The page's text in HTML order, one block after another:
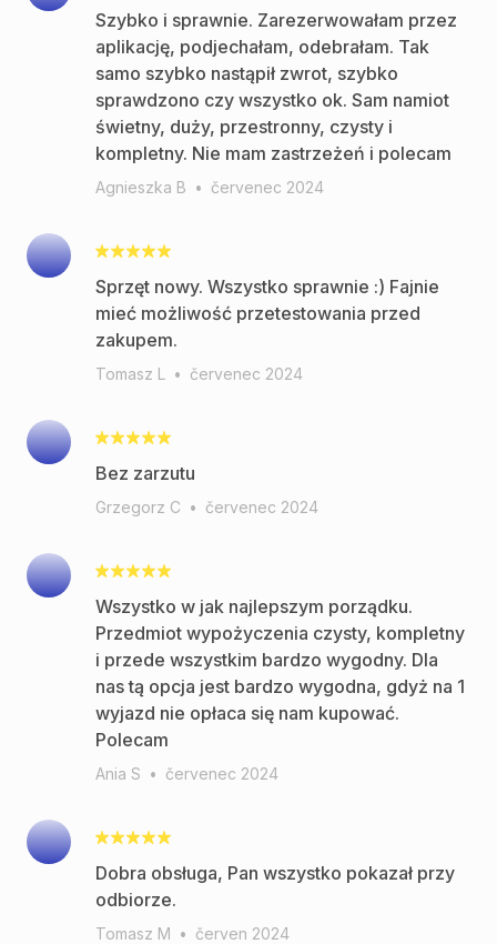
Szybko i sprawnie. Zarezerwowałam przez
aplikację, podjechałam, odebrałam. Tak
samo szybko nastąpił zwrot, szybko
sprawdzono czy wszystko ok. Sam namiot
świetny, duży, przestronny, czysty i
kompletny. Nie mam zastrzeżeń i polecam
Agnieszka B • červenec 2024
Sprzęt nowy. Wszystko sprawnie :) Fajnie
mieć możliwość przetestowania przed
zakupem.
Tomasz L • červenec 2024
Bez zarzutu
Grzegorz C • červenec 2024
Wszystko w jak najlepszym porządku.
Przedmiot wypożyczenia czysty, kompletny
i przede wszystkim bardzo wygodny. Dla
nas tą opcja jest bardzo wygodna, gdyż na 1
wyjazd nie opłaca się nam kupować.
Polecam
Ania S • červenec 2024
Dobra obsługa, Pan wszystko pokazał przy
odbiorze.
Tomasz M • červen 2024